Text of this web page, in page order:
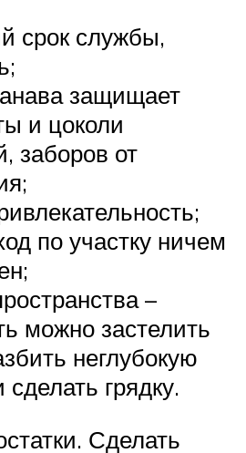
срок службы,
защищает
и цоколи
заборов от
по участку ничем
–
можно застелить
неглубокую
грядку.
Сделать